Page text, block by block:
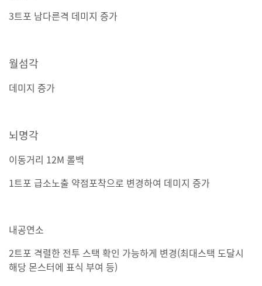
3트포 남다른격 데미지 증가
월섬각
데미지 증가
뇌명각
이동거리 12M 롤백
1트포 급소노출 약점포착으로 변경하여 데미지 증가
내공연소
2트포 격렬한 전투 스택 확인 가능하게 변경(최대스택 도달시
해당 몬스터에 표식 부여 등)